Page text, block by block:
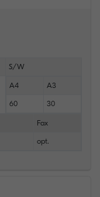
S/W
A4 A3
60 30
Fax
opt.